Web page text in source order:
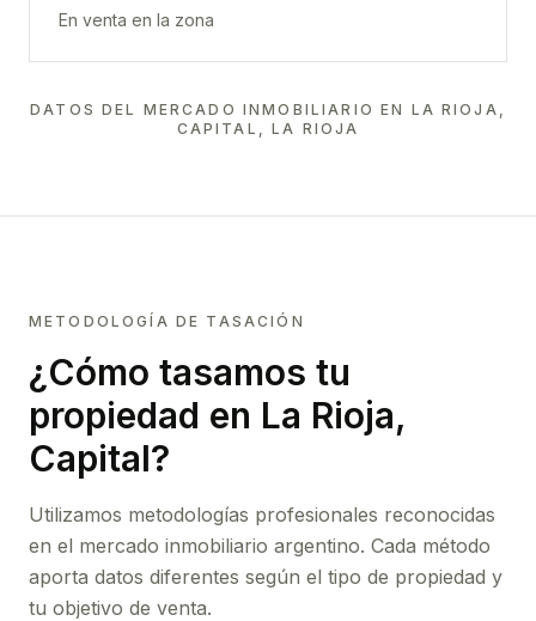
En venta en la zona
DATOS DEL MERCADO INMOBILIARIO EN LA RIOJA,
CAPITAL, LA RIOJA
METODOLOGÍA DE TASACIÓN
¿Cómo tasamos tu
propiedad en La Rioja,
Capital?
Utilizamos metodologías profesionales reconocidas
en el mercado inmobiliario argentino. Cada método
aporta datos diferentes según el tipo de propiedad y
tu objetivo de venta.